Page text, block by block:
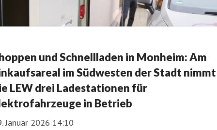
und Schnellladen in Monheim: Am
im Südwesten der Stadt nimmt
LEW drei Ladestationen für
in Betrieb
Januar 2026 14:10